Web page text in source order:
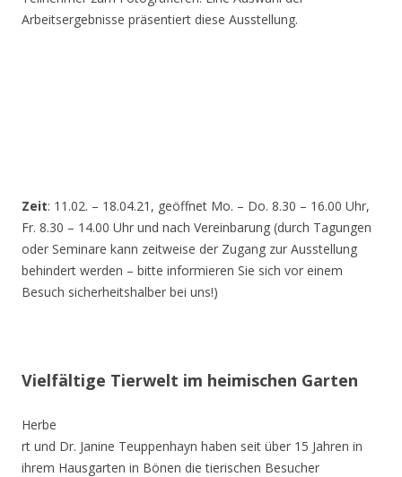
Arbeitsergebnisse präsentiert diese Ausstellung.
Zeit: 11.02. – 18.04.21, geöffnet Mo. – Do. 8.30 – 16.00 Uhr,
Fr. 8.30 – 14.00 Uhr und nach Vereinbarung (durch Tagungen
oder Seminare kann zeitweise der Zugang zur Ausstellung
behindert werden – bitte informieren Sie sich vor einem
Besuch sicherheitshalber bei uns!)
Vielfältige Tierwelt im heimischen Garten
Herbe
rt und Dr. Janine Teuppenhayn haben seit über 15 Jahren in
ihrem Hausgarten in Bönen die tierischen Besucher